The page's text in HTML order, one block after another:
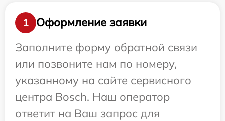
1
Оформление заявки
Заполните форму обратной связи
или позвоните нам по номеру,
указанному на сайте сервисного
центра Bosch. Наш оператор
ответит на Ваш запрос для